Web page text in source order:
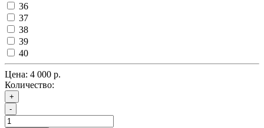
36
37
38
39
40
Цена: 4 000 р.
Количество:
+
-